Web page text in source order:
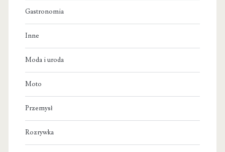
Gastronomia
Inne
Moda i uroda
Moto
Przemysł
Rozrywka